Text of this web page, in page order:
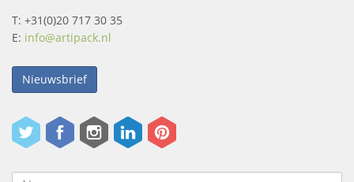
T: +31(0)20 717 30 35
E: info@artipack.nl
Nieuwsbrief